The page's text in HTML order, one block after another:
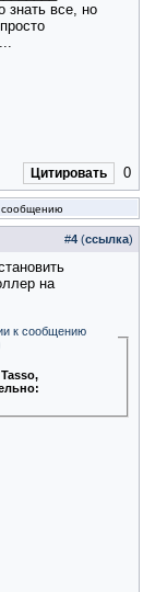
знать все, но
Цитировать 0
сообщению
#4 (ссылка)
на
к сообщению
,